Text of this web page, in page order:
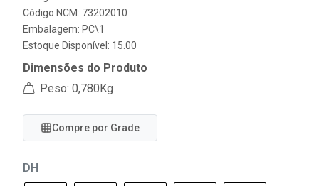
Código NCM: 73202010
Embalagem: PC\1
Estoque Disponível: 15.00
Dimensões do Produto
Peso: 0,780Kg
Compre por Grade
DH